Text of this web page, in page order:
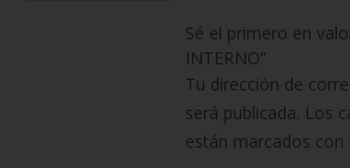
Sé el primero en
INTERNO”
Tu dirección de
será publicada. Los
están marcados con